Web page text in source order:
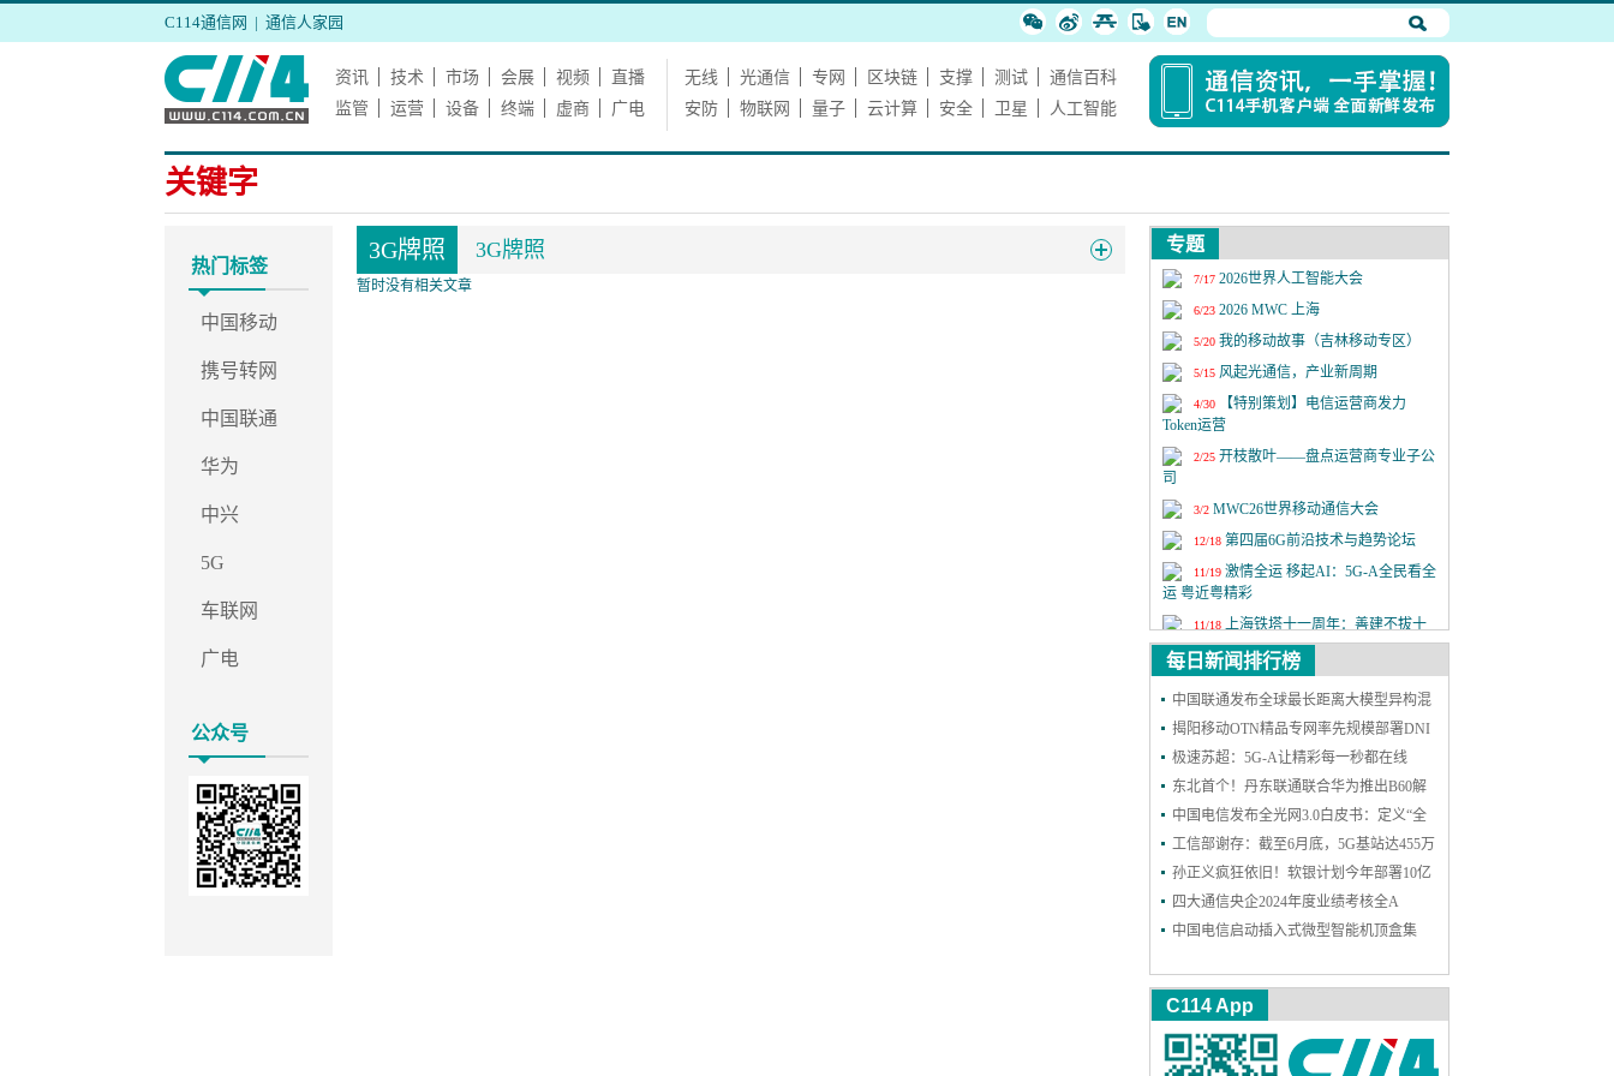
C114通信网 | 通信人家园
资讯 技术 市场 会展 视频
直播
监管
运营 设备 终端 虚商 广电
无线 光通信 专网 区块链 支撑 测试
通信百科
安防
物联网 量子 云计算 安全 卫星 人工智能
关键字
热门标签
中国移动
携号转网
中国联通
华为
中兴
5G
车联网
广电
公众号
3G牌照 3G牌照
暂时没有相关文章
专题
7/17 2026世界人工智能大会
6/23 2026 MWC 上海
5/20 我的移动故事（吉林移动专区）
5/15 风起光通信，产业新周期
4/30
【特别策划】电信运营商发力
Token运营
2/25 开枝散叶——盘点运营商专业子公
司
3/2 MWC26世界移动通信大会
12/18 第四届6G前沿技术与趋势论坛
11/19 激情全运 移起AI：5G-A全民看全
运 粤近粤精彩
11/18 上海铁塔十一周年：善建不拔十
一载，锐意进取向未来
9/24 2025年中国国际信息通信展览会
9/9 第二十六届中国国际光电博览会
每日新闻排行榜
中国联通发布全球最长距离大模型异构混
训成果
揭阳移动OTN精品专网率先规模部署DNI
保护，实现高可靠能力再升级
极速苏超：5G-A让精彩每一秒都在线
东北首个！丹东联通联合华为推出B60解
决方案，一站式护航企业网络和安防
中国电信发布全光网3.0白皮书：定义“全
光智联”，2030年能力基本达成
工信部谢存：截至6月底，5G基站达455万
个 5G用户达11.18亿户
孙正义疯狂依旧！软银计划今年部署10亿
个AI智能体
四大通信央企2024年度业绩考核全A
中国电信启动插入式微型智能机顶盒集
C114 App